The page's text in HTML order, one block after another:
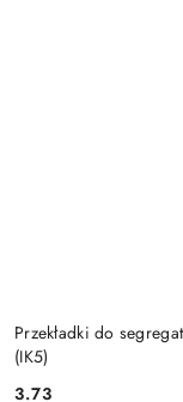
Przekładki do
(IK5)
3.73